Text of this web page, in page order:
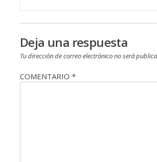
entradas
Deja una respuesta
Tu dirección de correo electrónico no será
COMENTARIO *